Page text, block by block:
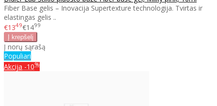
Fiber Base gelis – Inovacija Supertexture technologija. Tvirtas ir
elastingas gelis ..
€1349€1499
Į norų sąrašą
Populiari
Akcija -10%